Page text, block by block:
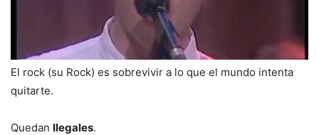
El rock (su Rock) es sobrevivir a lo que el mundo intenta
quitarte.
Quedan Ilegales.